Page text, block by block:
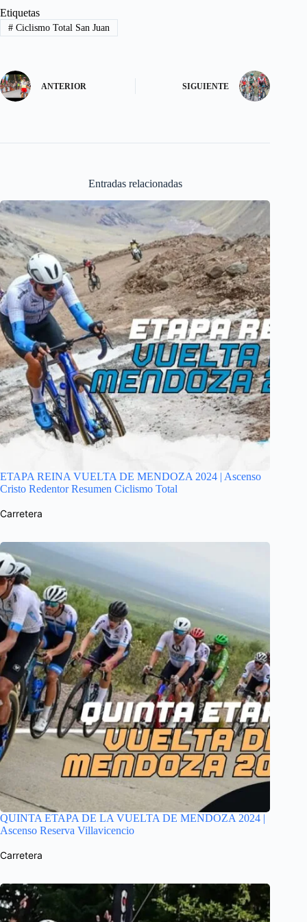
b
o
k
t
o
o
n
a
i
h
a
e
Etiquetas
#Ciclismo Total San Juan
ANTERIOR SIGUIENTE
Entradas relacionadas
ETAPA REINA VUELTA DE MENDOZA 2024 | Ascenso
Cristo Redentor Resumen Ciclismo Total
Carretera
QUINTA ETAPA DE LA VUELTA DE MENDOZA 2024 |
Ascenso Reserva Villavicencio
Carretera